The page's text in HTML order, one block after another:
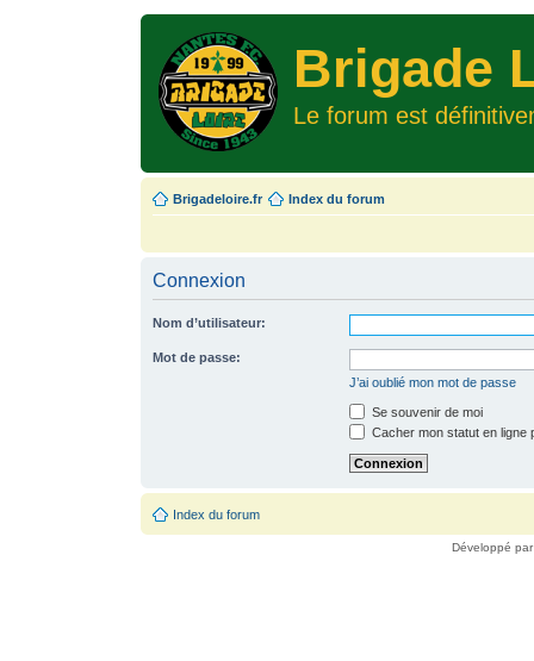
Brigade
Le forum est
Brigadeloire.fr Index du forum
Connexion
Nom d’utilisateur:
Mot de passe:
J’ai oublié mon mot de passe
Se souvenir de moi
Cacher mon statut en ligne
Index du forum
Développé